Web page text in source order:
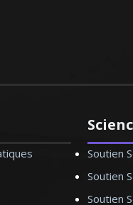
de très grande
motivation
Soutien
Soutien
Soutien